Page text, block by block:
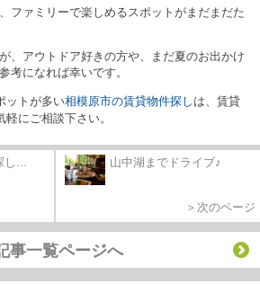
ファミリーで楽しめるスポットがまだまだた
、アウトドア好きの方や、まだ夏のお出かけ
考になれば幸いです。
ットが多い相模原市の賃貸物件探し は、賃貸
にご相談下さい。
... 山中湖までドライブ♪
＞次のページ
事一覧ページへ